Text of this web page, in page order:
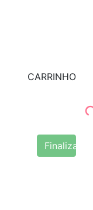
CARRINHO
Finalizar